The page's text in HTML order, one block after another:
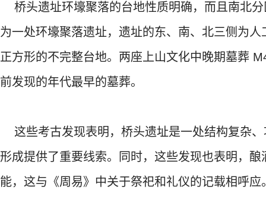
桥头遗址环壕聚落的台地性质明确，而且南北
为一处环壕聚落遗址，遗址的东、南、北三侧为
正方形的不完整台地。两座上山文化中晚期墓葬
前发现的年代最早的墓葬。
这些考古发现表明，桥头遗址是一处结构复杂
形成提供了重要线索。同时，这些发现也表明，
能，这与《周易》中关于祭祀和礼仪的记载相呼应